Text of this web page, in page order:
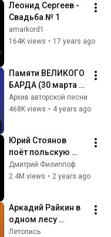
Леонид Сергеев -
Свадьба № 1
amarkord1
164K views • 17 years ago
Памяти ВЕЛИКОГО
БАРДА (30 марта
1953 — 5 июля
2022).
Архив авторской песни
468K views • 4 years ago
Юрий Стоянов
поёт польскую
песню Nie
Spoczniemy
Дмитрий Филиппоф
2.4M views • 2 years ago
Аркадий Райкин в
одном лесу
медведь работал
Летопись